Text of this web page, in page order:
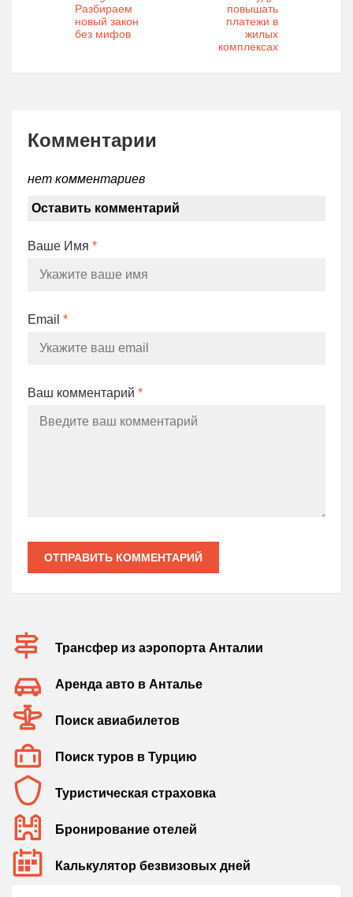
Разбираем
новый закон
без мифов
повышать
платежи в
жилых
комплексах
Комментарии
нет комментариев
Оставить комментарий
Ваше Имя *
Email *
Ваш комментарий *
ОТПРАВИТЬ КОММЕНТАРИЙ
Трансфер из аэропорта Анталии
Аренда авто в Анталье
Поиск авиабилетов
Поиск туров в Турцию
Туристическая страховка
Бронирование отелей
Калькулятор безвизовых дней